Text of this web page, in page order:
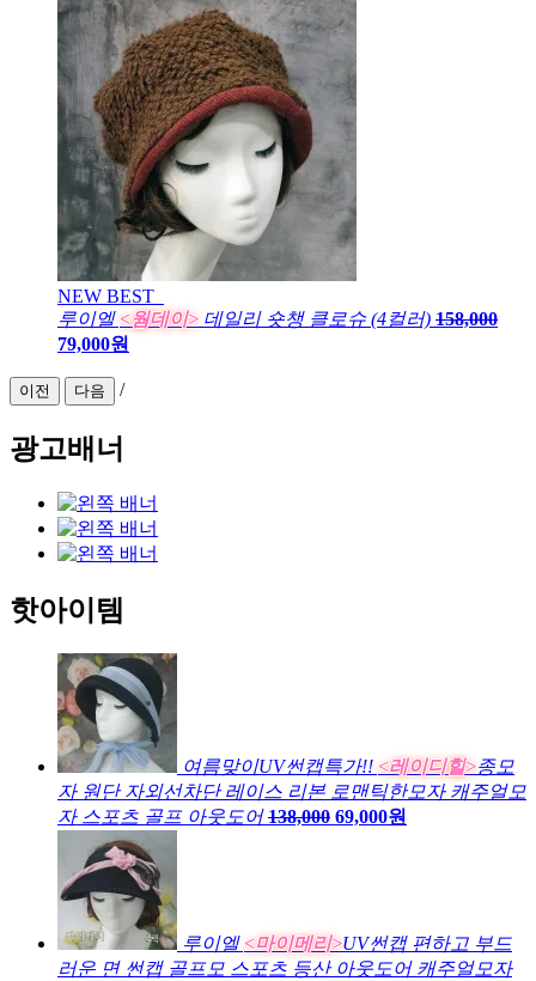
NEW BEST
루이엘 <웜데이> 데일리 숏챙 클로슈 (4컬러) 158,000
79,000원
이전 다음 /
광고배너
핫아이템
여름맞이UV썬캡특가!! <레이디힐>종모
자 원단 자외선차단 레이스 리본 로맨틱한모자 캐주얼모
자 스포츠 골프 아웃도어138,000 69,000원
루이엘 <마이메리>UV썬캡 편하고 부드
러운 면 썬캡 골프모 스포츠 등산 아웃도어 캐주얼모자